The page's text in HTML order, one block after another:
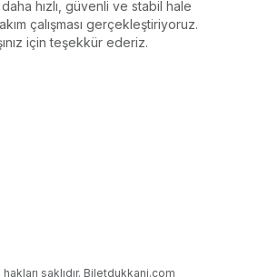
hızlı, güvenli ve stabil hale
çalışması gerçekleştiriyoruz.
için teşekkür ederiz.
saklıdır. Biletdukkani.com